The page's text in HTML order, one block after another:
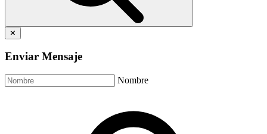
✕
Enviar Mensaje
Nombre